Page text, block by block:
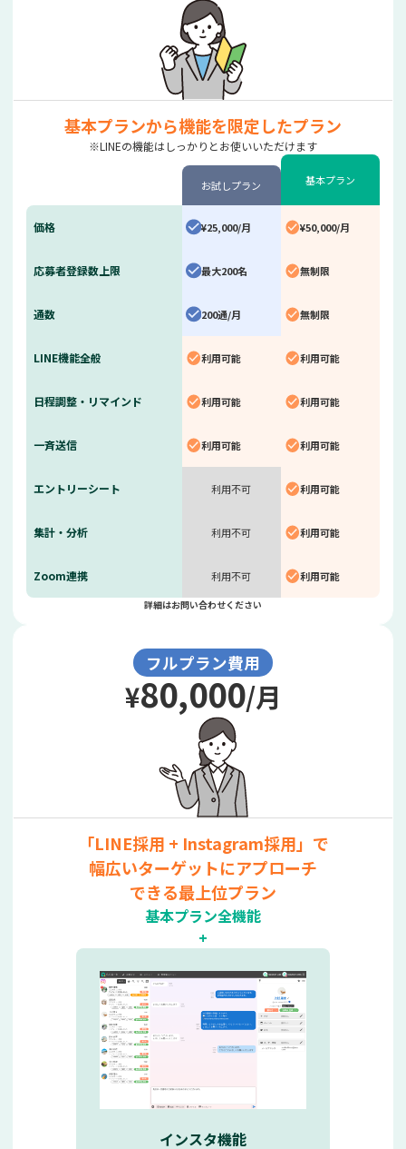
基本プランから機能を限定したプラン
※LINEの機能はしっかりとお使いいただけます
お試しプラン 基本プラン
価格
応募者登録数 上限
通数
LINE機能全般
日程調整・ リマインド
一斉送信
エントリーシート
集計・分析
Zoom連携
¥25,000/月
最大200名
200通/月
利用可能
利用可能
利用可能
利用不可
利用不可
利用不可
¥50,000/月
無制限
無制限
利用可能
利用可能
利用可能
利用可能
利用可能
利用可能
詳細はお問い合わせください
フルプラン費用
¥80,000/月
「LINE採用 + Instagram採用」で
幅広いターゲットにアプローチ
できる最上位プラン
基本プラン全機能
+
インスタ機能